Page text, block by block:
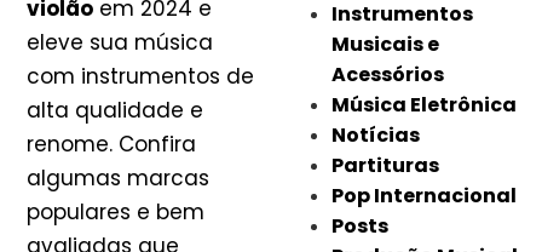
violão em 2024 e
eleve sua música
com instrumentos de
alta qualidade e
renome. Confira
algumas marcas
populares e bem
avaliadas que
Instrumentos
Musicais e
Acessórios
Música Eletrônica
Notícias
Partituras
Pop Internacional
Posts